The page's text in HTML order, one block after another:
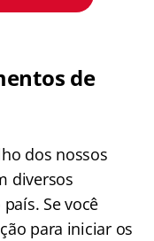
de
dos nossos
diversos
Se você
para iniciar os